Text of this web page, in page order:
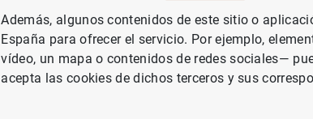
Balanza de pagos de la zona del
Además, algunos contenidos de este sitio o
España para ofrecer el servicio. Por ejemplo,
vídeo, un mapa o contenidos de redes sociales—
acepta las cookies de dichos terceros y sus